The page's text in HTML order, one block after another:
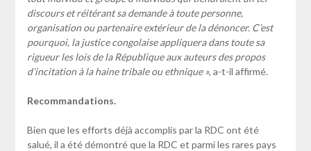
discours et réitérant sa demande à toute personne,
organisation ou partenaire extérieur de la dénoncer. C’est
pourquoi, la justice congolaise appliquera dans toute sa
rigueur les lois de la République aux auteurs des propos
d’incitation à la haine tribale ou ethnique », a-t-il affirmé.
Recommandations.
Bien que les efforts déjà accomplis par la RDC ont été
salué, il a été démontré que la RDC et parmi les rares pays